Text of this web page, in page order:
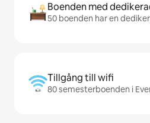
Boenden med
50 boenden har en
Tillgång till wifi
80 semesterboenden i